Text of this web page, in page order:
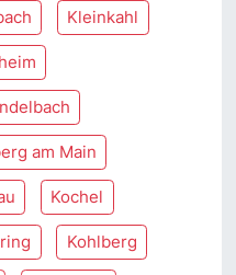
Kleinkahl
am Main
Kochel
Kohlberg